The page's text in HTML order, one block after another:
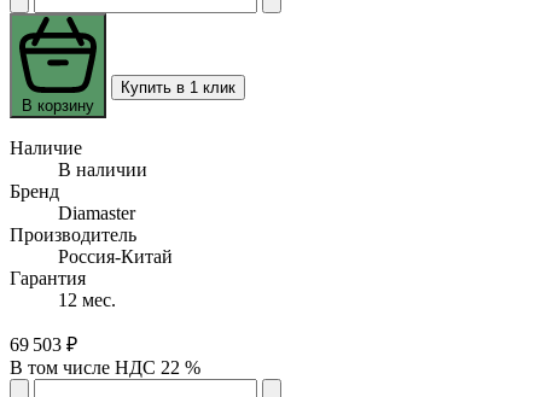
В корзину
Купить в 1 клик
Наличие
В наличии
Бренд
Diamaster
Производитель
Россия-Китай
Гарантия
12 мес.
69 503 ₽
В том числе НДС 22 %